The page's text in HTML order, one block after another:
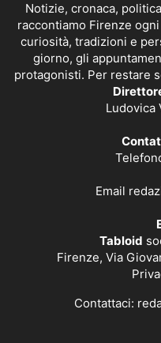
Notizie, cronaca,
raccontiamo Firenze
curiosità, tradizioni e
giorno, gli
protagonisti. Per restare
Ludovica
Email
Tabloid
Firenze, Via
Contattaci: